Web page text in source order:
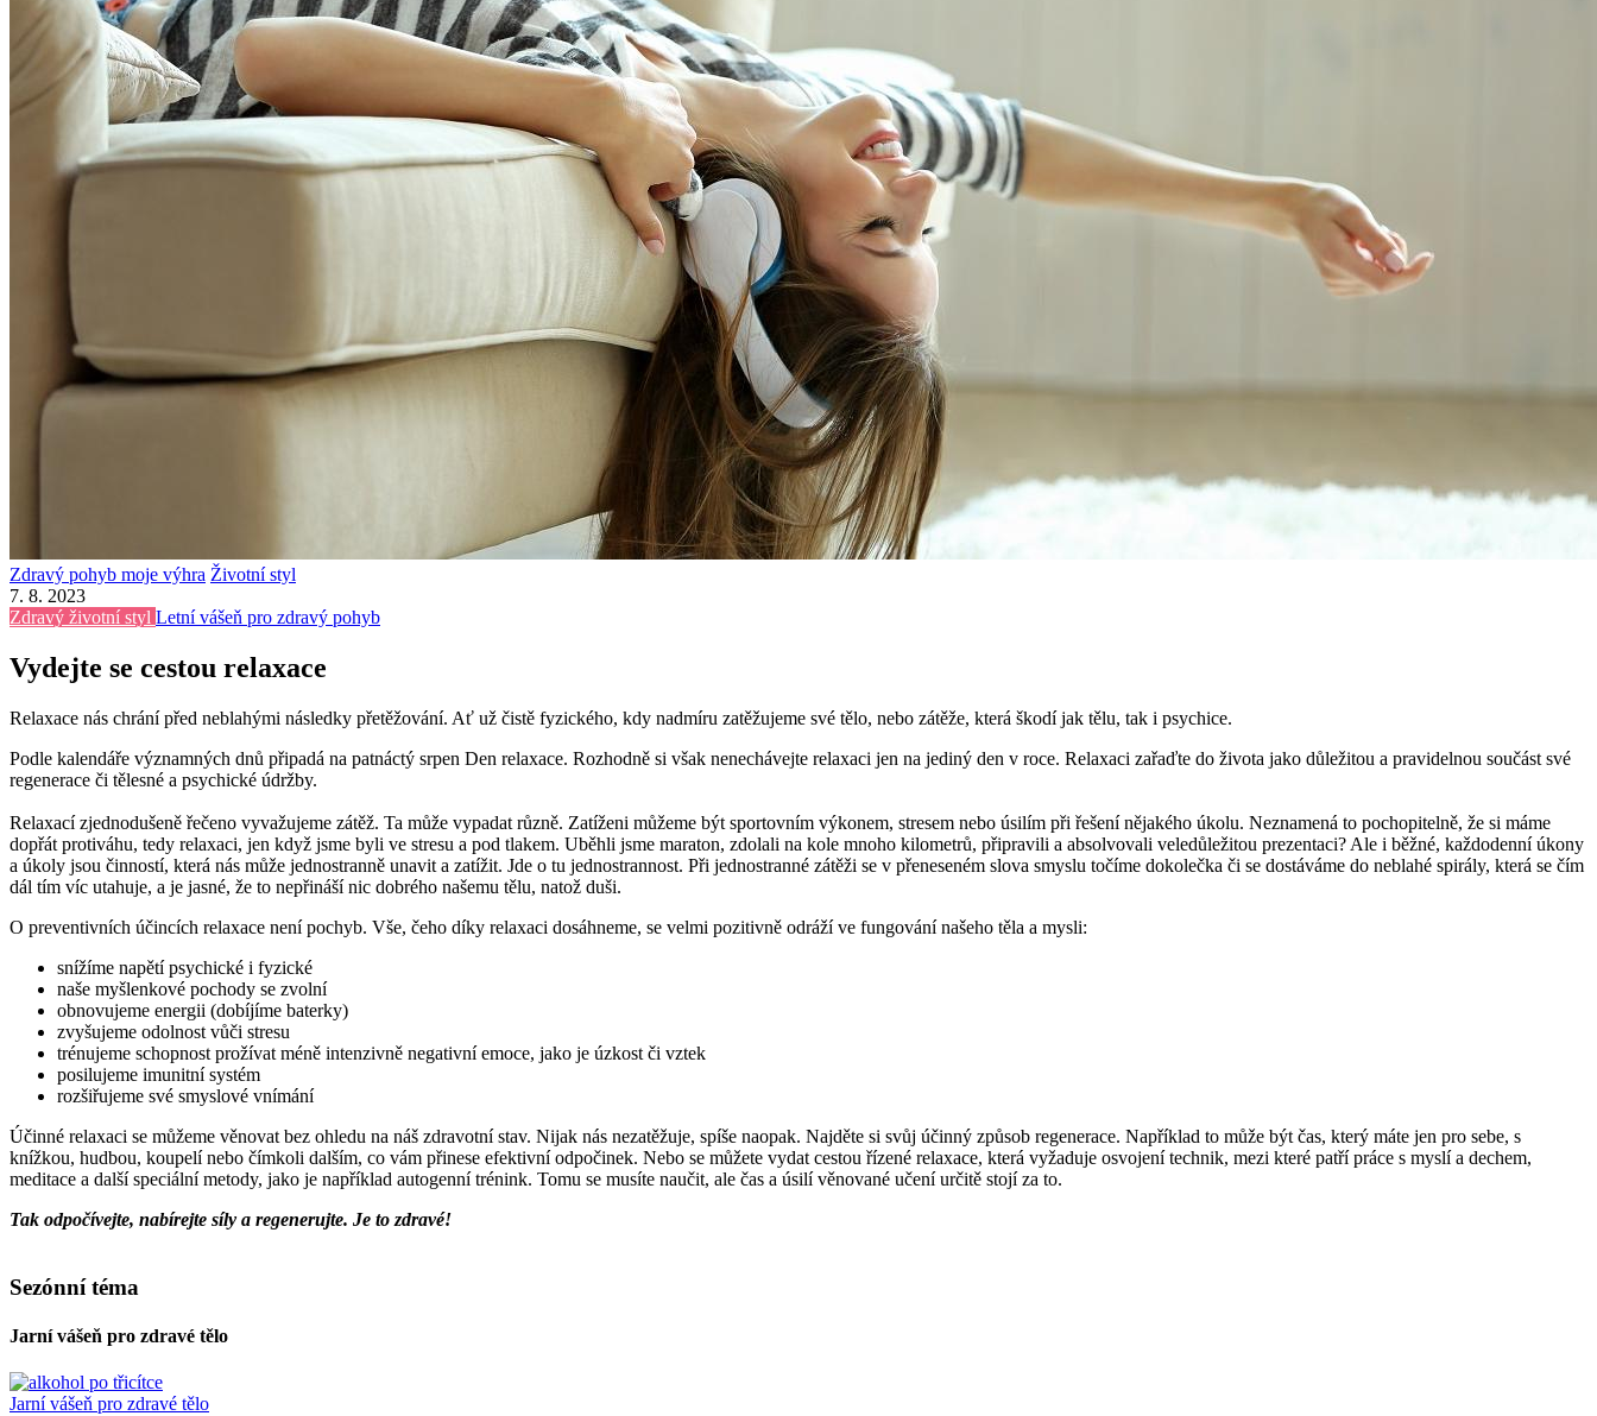
Zdravý pohyb moje výhra Životní styl
7. 8. 2023
Zdravý životní styl Letní vášeň pro zdravý pohyb
Vydejte se cestou relaxace
Relaxace nás chrání před neblahými následky přetěžování. Ať už čistě fyzického, kdy nadmíru zatěžujeme své tělo, nebo zátěže, která škodí jak tělu, tak i psychice.
Podle kalendáře významných dnů připadá na patnáctý srpen Den relaxace. Rozhodně si však nenechávejte relaxaci jen na jediný den v roce. Relaxaci zařaďte do života jako důležitou a pravidelnou součást své
regenerace či tělesné a psychické údržby.
Relaxací zjednodušeně řečeno vyvažujeme zátěž. Ta může vypadat různě. Zatíženi můžeme být sportovním výkonem, stresem nebo úsilím při řešení nějakého úkolu. Neznamená to pochopitelně, že si máme
dopřát protiváhu, tedy relaxaci, jen když jsme byli ve stresu a pod tlakem. Uběhli jsme maraton, zdolali na kole mnoho kilometrů, připravili a absolvovali veledůležitou prezentaci? Ale i běžné, každodenní úkony
a úkoly jsou činností, která nás může jednostranně unavit a zatížit. Jde o tu jednostrannost. Při jednostranné zátěži se v přeneseném slova smyslu točíme dokolečka či se dostáváme do neblahé spirály, která se čím
dál tím víc utahuje, a je jasné, že to nepřináší nic dobrého našemu tělu, natož duši.
O preventivních účincích relaxace není pochyb. Vše, čeho díky relaxaci dosáhneme, se velmi pozitivně odráží ve fungování našeho těla a mysli:
snížíme napětí psychické i fyzické
naše myšlenkové pochody se zvolní
obnovujeme energii (dobíjíme baterky)
zvyšujeme odolnost vůči stresu
trénujeme schopnost prožívat méně intenzivně negativní emoce, jako je úzkost či vztek
posilujeme imunitní systém
rozšiřujeme své smyslové vnímání
Účinné relaxaci se můžeme věnovat bez ohledu na náš zdravotní stav. Nijak nás nezatěžuje, spíše naopak. Najděte si svůj účinný způsob regenerace. Například to může být čas, který máte jen pro sebe, s
knížkou, hudbou, koupelí nebo čímkoli dalším, co vám přinese efektivní odpočinek. Nebo se můžete vydat cestou řízené relaxace, která vyžaduje osvojení technik, mezi které patří práce s myslí a dechem,
meditace a další speciální metody, jako je například autogenní trénink. Tomu se musíte naučit, ale čas a úsilí věnované učení určitě stojí za to.
Tak odpočívejte, nabírejte síly a regenerujte. Je to zdravé!
Sezónní téma
Jarní vášeň pro zdravé tělo
Jarní vášeň pro zdravé tělo